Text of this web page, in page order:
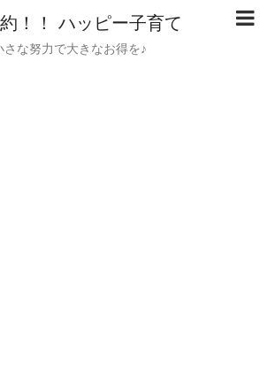
！！ ハッピー子育て
さな努力で大きなお得を♪